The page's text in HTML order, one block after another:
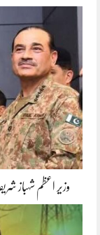
وزیر اعظم شہباز